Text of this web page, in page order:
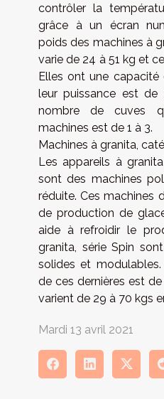
contrôler la
grâce à un écran
poids des machines à
varie de 24 à 51 kg et
Elles ont une
leur puissance est
nombre de cuves
machines est de 1 à 3.
Machines à granita,
Les appareils à
sont des machines
réduite. Ces machines
de production de
aide à refroidir le
granita, série Spin
solides et
de ces dernières est
varient de 29 à 70 kgs
Mardi 13 avril 2021